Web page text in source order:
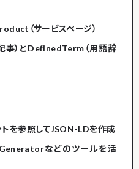
（サービスページ）
）とDefinedTerm（用語辞
を参照してJSON-LDを作成
などのツールを活